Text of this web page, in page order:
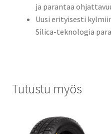
ja parantaa
Uusi erityisesti
Silica-teknologia
Tutustu myös